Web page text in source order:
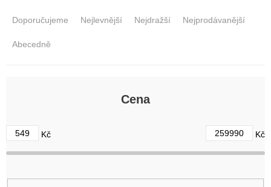
d
u
k
ů
Doporučujeme Nejlevnější Nejdražší Nejprodávanější
Abecedně
Cena
549 Kč 259990 Kč